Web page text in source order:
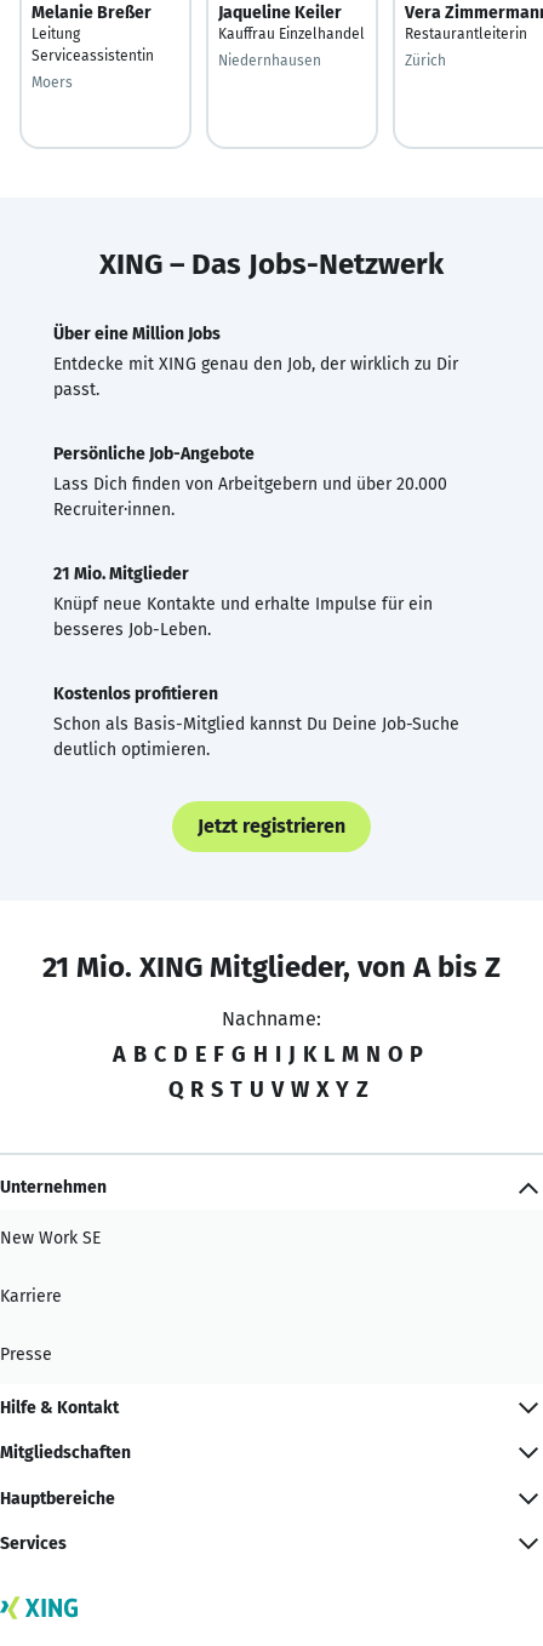
Melanie Breßer
Leitung
Serviceassistentin
Moers
Jaqueline Keiler
Kauffrau Einzelhandel
Niedernhausen
Vera
Restaurantleiterin
Zürich
XING – Das Jobs-Netzwerk
Über eine Million Jobs
Entdecke mit XING genau den Job, der wirklich zu Dir
passt.
Persönliche Job-Angebote
Lass Dich finden von Arbeitgebern und über 20.000
Recruiter·innen.
21 Mio. Mitglieder
Knüpf neue Kontakte und erhalte Impulse für ein
besseres Job-Leben.
Kostenlos profitieren
Schon als Basis-Mitglied kannst Du Deine Job-Suche
deutlich optimieren.
Jetzt registrieren
21 Mio. XING Mitglieder, von A bis Z
Nachname:
A B C D E F G H I J K L M N O P
Q R S T U V W X Y Z
Unternehmen
New Work SE
Karriere
Presse
Hilfe & Kontakt
Mitgliedschaften
Hauptbereiche
Services